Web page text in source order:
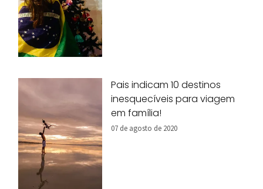
Pais indicam 10 destinos
inesquecíveis para viagem
em família!
07 de agosto de 2020